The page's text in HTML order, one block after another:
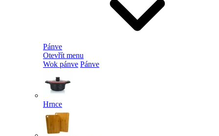
Pánve
Otevřít menu
Wok pánve Pánve
Hrnce